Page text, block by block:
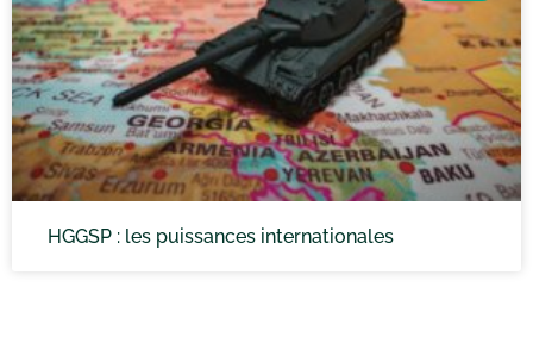
HGGSP : les puissances internationales